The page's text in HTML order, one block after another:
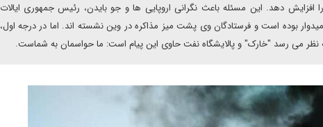
دهد. این مسئله باعث نگرانی اروپایی ها و جو بایدن، رئیس جمهوری ایالات
بوده است و فرستادگان وی پشت میز مذاکره در وین نشسته اند. اما در درجه اول،
نظر می رسد "خارک" و پالایشگاه نفت حاوی این پیام است: ما حواسمان به شماست.